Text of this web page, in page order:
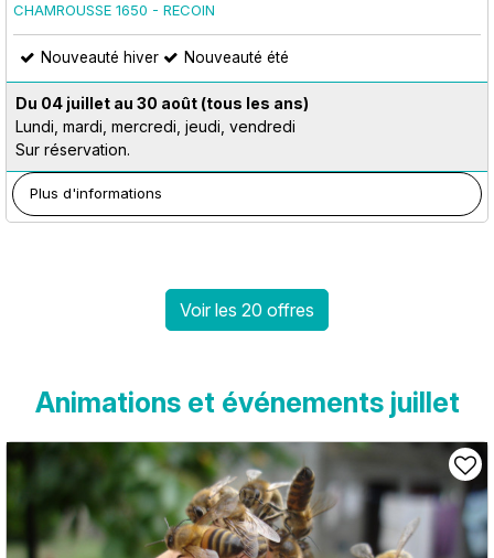
CHAMROUSSE 1650 - RECOIN
Nouveauté hiver Nouveauté été
Du 04 juillet au 30 août (tous les ans)
Lundi, mardi, mercredi, jeudi, vendredi
Sur réservation.
Plus d'informations
Voir les 20 offres
Animations et événements juillet